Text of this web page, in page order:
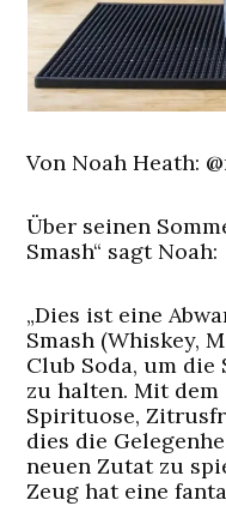
Von Noah Heath:
Über seinen
Smash“ sagt Noah:
„Dies ist eine
Smash (Whiskey,
Club Soda, um
zu halten. Mit
Spirituose,
dies die
neuen Zutat zu
Zeug hat eine